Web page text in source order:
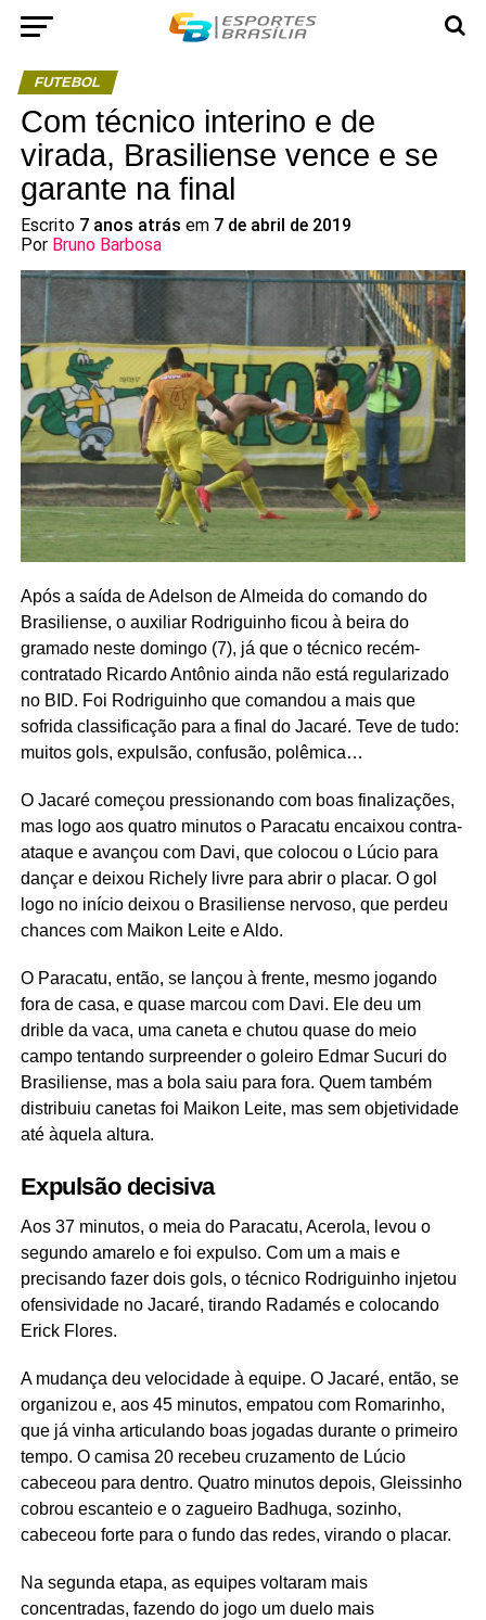
FUTEBOL
Com técnico interino e de
virada, Brasiliense vence e se
garante na final
Escrito 7 anos atrás em 7 de abril de 2019
Por Bruno Barbosa
Após a saída de Adelson de Almeida do comando do
Brasiliense, o auxiliar Rodriguinho ficou à beira do
gramado neste domingo (7), já que o técnico recém-
contratado Ricardo Antônio ainda não está regularizado
no BID. Foi Rodriguinho que comandou a mais que
sofrida classificação para a final do Jacaré. Teve de tudo:
muitos gols, expulsão, confusão, polêmica…
O Jacaré começou pressionando com boas finalizações,
mas logo aos quatro minutos o Paracatu encaixou contra-
ataque e avançou com Davi, que colocou o Lúcio para
dançar e deixou Richely livre para abrir o placar. O gol
logo no início deixou o Brasiliense nervoso, que perdeu
chances com Maikon Leite e Aldo.
O Paracatu, então, se lançou à frente, mesmo jogando
fora de casa, e quase marcou com Davi. Ele deu um
drible da vaca, uma caneta e chutou quase do meio
campo tentando surpreender o goleiro Edmar Sucuri do
Brasiliense, mas a bola saiu para fora. Quem também
distribuiu canetas foi Maikon Leite, mas sem objetividade
até àquela altura.
Expulsão decisiva
Aos 37 minutos, o meia do Paracatu, Acerola, levou o
segundo amarelo e foi expulso. Com um a mais e
precisando fazer dois gols, o técnico Rodriguinho injetou
ofensividade no Jacaré, tirando Radamés e colocando
Erick Flores.
A mudança deu velocidade à equipe. O Jacaré, então, se
organizou e, aos 45 minutos, empatou com Romarinho,
que já vinha articulando boas jogadas durante o primeiro
tempo. O camisa 20 recebeu cruzamento de Lúcio
cabeceou para dentro. Quatro minutos depois, Gleissinho
cobrou escanteio e o zagueiro Badhuga, sozinho,
cabeceou forte para o fundo das redes, virando o placar.
Na segunda etapa, as equipes voltaram mais
concentradas, fazendo do jogo um duelo mais